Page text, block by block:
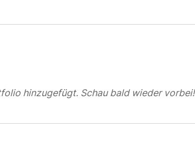
hinzugefügt. Schau bald wieder vorbei!